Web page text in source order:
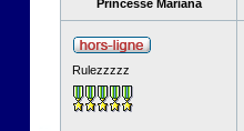
Princesse Mariana
Rulezzzzz